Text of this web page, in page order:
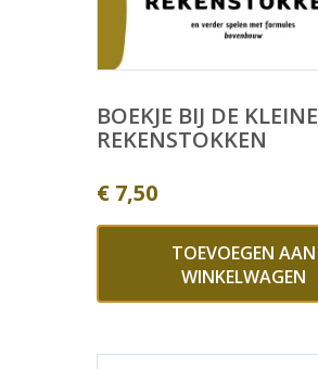
BOEKJE BIJ DE KLEINE
REKENSTOKKEN
€ 7,50
TOEVOEGEN AAN
WINKELWAGEN